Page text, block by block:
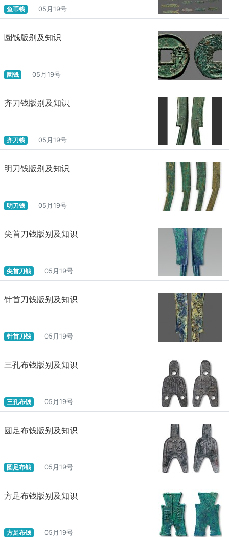
鱼币钱 05月19号
圜钱版别及知识
圜钱 05月19号
齐刀钱版别及知识
齐刀钱 05月19号
明刀钱版别及知识
明刀钱 05月19号
尖首刀钱版别及知识
尖首刀钱 05月19号
针首刀钱版别及知识
针首刀钱 05月19号
三孔布钱版别及知识
三孔布钱 05月19号
圆足布钱版别及知识
圆足布钱 05月19号
方足布钱版别及知识
方足布钱 05月19号